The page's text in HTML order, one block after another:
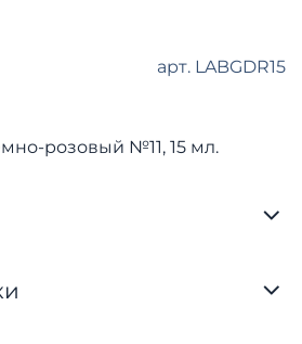
арт. LABGDR15
розовый №11, 15 мл.